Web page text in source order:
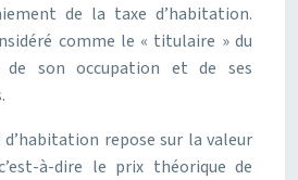
de la taxe d’habitation.
comme le « titulaire » du
de son occupation et de ses
repose sur la valeur
à-dire le prix théorique de